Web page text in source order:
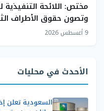
مختص: اللائحة
وتصون حقوق الأطراف
9 أغسطس 2026
الأحدث في محليات
السعودية تعلن